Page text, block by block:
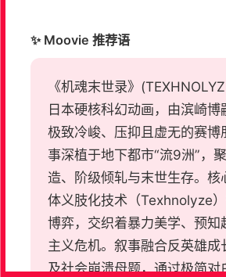
✨ Moovie 推荐语
《机魂末世录》
日本硬核科幻动画，由滨崎博
极致冷峻、压抑且虚无的赛博
事深植于地下都市“流9洲”，
造、阶级倾轧与末世生存。核
体义肢化技术（Texhnolyze
博弈，交织着暴力美学、预知
主义危机。叙事融合反英雄成
及社会崩溃母题，通过极简对